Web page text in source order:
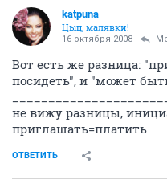
katpuna
Цыц, малявки!
16 октября 2008
Вот есть же разница:
посидеть", и "может
не вижу разницы,
приглашать=платить
ОТВЕТИТЬ